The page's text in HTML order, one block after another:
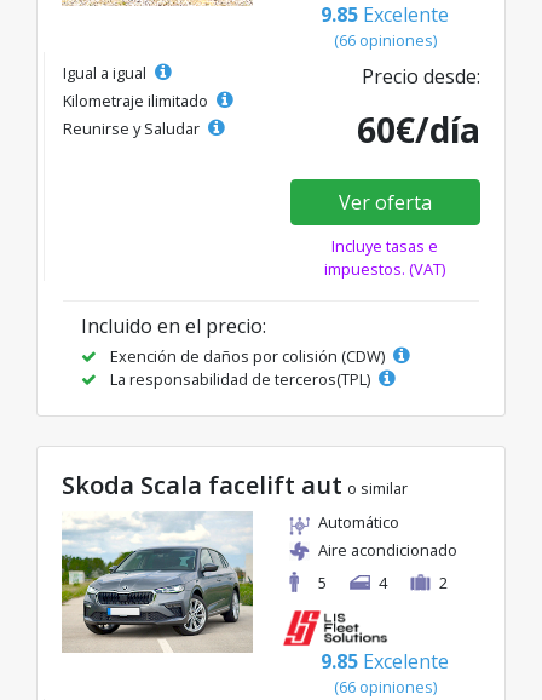
9.85 Excelente
(66 opiniones)
Igual a igual
Kilometraje ilimitado
Reunirse y Saludar
Precio desde:
60€/día
Ver oferta
Incluye tasas e
impuestos. (VAT)
Incluido en el precio:
Exención de daños por colisión (CDW)
La responsabilidad de terceros(TPL)
Skoda Scala facelift aut o similar
Automático
Aire acondicionado
5
4 2
9.85 Excelente
(66 opiniones)